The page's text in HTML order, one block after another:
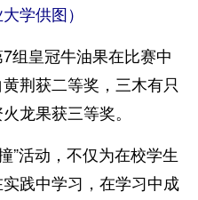
学供图）
组皇冠牛油果在比赛中
荆获二等奖，三木有只
龙果获三等奖。
”活动，不仅为在校学生
践中学习，在学习中成